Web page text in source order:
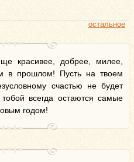
остальное
красивее, добрее, милее,
в прошлом! Пусть на твоем
счастью не будет
всегда остаются самые
годом!